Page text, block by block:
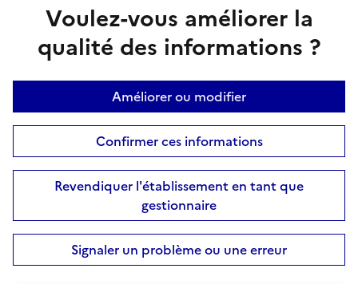
Voulez-vous améliorer la
qualité des informations ?
Améliorer ou modifier
Confirmer ces informations
Revendiquer l'établissement en tant que
gestionnaire
Signaler un problème ou une erreur